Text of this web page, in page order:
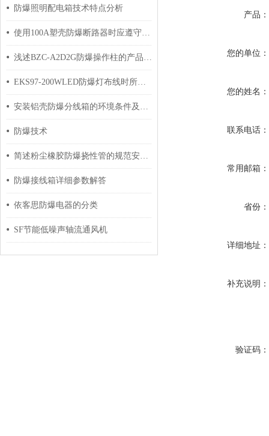
防爆照明配电箱技术特点分析
使用100A塑壳防爆断路器时应遵守的规定介绍
浅述BZC-A2D2G防爆操作柱的产品特点
EKS97-200WLED防爆灯布线时所需要遵循的规则分析
安装铝壳防爆分线箱的环境条件及过程介绍
防爆技术
简述粉尘橡胶防爆挠性管的规范安装方法
防爆接线箱详细参数解答
依客思防爆电器的分类
SF节能低噪声轴流通风机
产品：
您的单位：
您的姓名：
联系电话：
常用邮箱：
省份：
详细地址：
补充说明：
验证码：